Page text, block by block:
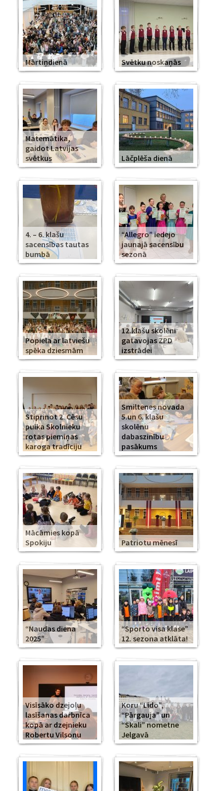
Mārtiņdienā Svētku noskaņās
Matemātika,
gaidot Latvijas
svētkus
Lāčplēša dienā
4. – 6. klašu
sacensības tautas
bumbā
“Allegro” iedejo
jaunajā sacensību
sezonā
Popiela ar latviešu
spēka dziesmām
12.klašu skolēni
gatavojas ZPD
izstrādei
Stiprinot 2. Cēsu
pulka Skolnieku
rotas piemiņas
karoga tradīciju
Smiltenes novada
5.un 6. klašu
skolēnu
dabaszinību
pasākums
Mācāmies kopā
Spokiju
Patriotu mēnesī
“Naudas diena
2025”
“Sporto visa klase”
12. sezona atklāta!
Visīsāko dzejoļu
lasīšanas darbnīca
kopā ar dzejnieku
Robertu Vilsonu
Koru “Lido”,
“Pārgauja” un
“Skali” nometne
Jelgavā